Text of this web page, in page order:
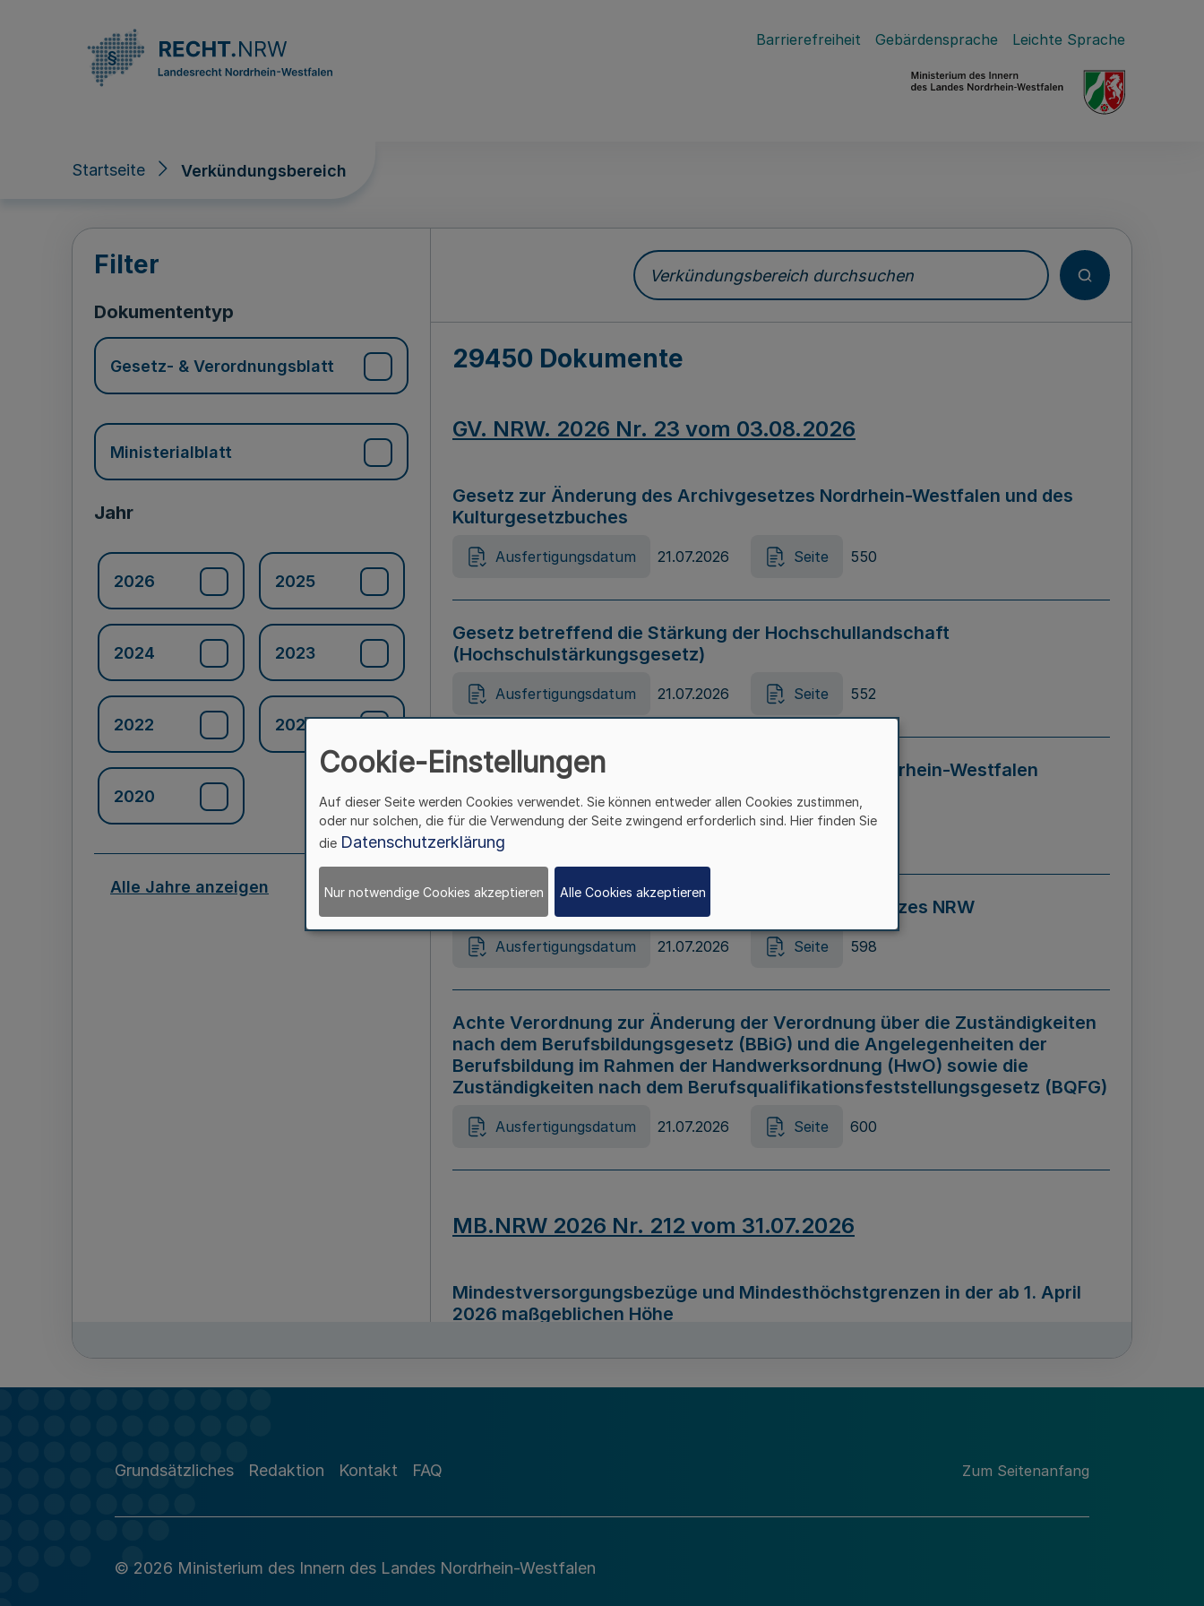
Barrierefreiheit Gebärdensprache Leichte Sprache
Startseite Verkündungsbereich
Verkündungsbereich
Filter
Dokumententyp
Gesetz- & Verordnungsblatt
Ministerialblatt
Jahr
2026 2025
2024 2023
2022 2021
2020
Alle Jahre anzeigen
Verkündungsbereich durchsuchen
29450 Dokumente
GV. NRW. 2026 Nr. 23 vom 03.08.2026
Gesetz zur Änderung des Archivgesetzes Nordrhein-Westfalen und des
Kulturgesetzbuches
Ausfertigungsdatum 21.07.2026 Seite 550
Gesetz betreffend die Stärkung der Hochschullandschaft
(Hochschulstärkungsgesetz)
Ausfertigungsdatum 21.07.2026 Seite 552
Gesetz zur Vermeidung von Diskriminierung in Nordrhein-Westfalen
(Landesantidiskriminierungsgesetz – LADG NRW)
Ausfertigungsdatum 21.07.2026 Seite 595
Gesetz zur Änderung des Online-Casinospiel Gesetzes NRW
Ausfertigungsdatum 21.07.2026 Seite 598
Achte Verordnung zur Änderung der Verordnung über die Zuständigkeiten
nach dem Berufsbildungsgesetz (BBiG) und die Angelegenheiten der
Berufsbildung im Rahmen der Handwerksordnung (HwO) sowie die
Zuständigkeiten nach dem Berufsqualifikationsfeststellungsgesetz (BQFG)
Ausfertigungsdatum 21.07.2026 Seite 600
MB.NRW 2026 Nr. 212 vom 31.07.2026
Mindestversorgungsbezüge und Mindesthöchstgrenzen in der ab 1. April
2026 maßgeblichen Höhe
Richtlinie zur Durchführung des Förderprogramms „Mittelstand Innovativ &
Grundsätzliches Redaktion Kontakt FAQ Zum Seitenanfang
© 2026 Ministerium des Innern des Landes Nordrhein-Westfalen
Cookie-Einstellungen
Auf dieser Seite werden Cookies verwendet. Sie können entweder allen Cookies zustimmen,
oder nur solchen, die für die Verwendung der Seite zwingend erforderlich sind. Hier finden Sie
die Datenschutzerklärung
Nur notwendige Cookies akzeptieren Alle Cookies akzeptieren